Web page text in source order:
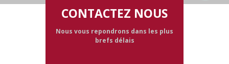
CONTACTEZ NOUS
Nous vous repondrons dans les plus
brefs délais